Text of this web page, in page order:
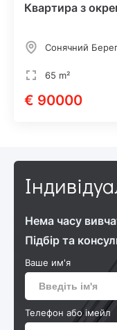
Квартира з
Сонячний
65 m²
€ 90000
Нема часу
Підбір та
Ваше им'я
Телефон або імейл